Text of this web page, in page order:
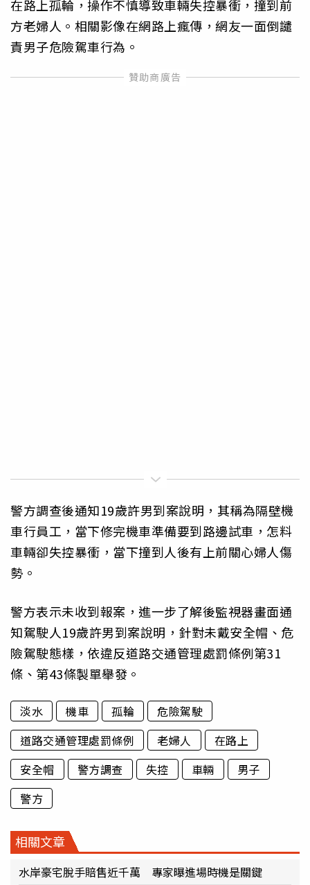
在路上孤輪，操作不慎導致車輛失控暴衝，撞到前
方老婦人。相關影像在網路上瘋傳，網友一面倒譴
責男子危險駕車行為。
警方調查後通知19歲許男到案說明，其稱為隔壁機
車行員工，當下修完機車準備要到路邊試車，怎料
車輛卻失控暴衝，當下撞到人後有上前關心婦人傷
勢。
警方表示未收到報案，進一步了解後監視器畫面通
知駕駛人19歲許男到案說明，針對未戴安全帽、危
險駕駛態樣，依違反道路交通管理處罰條例第31
條、第43條製單舉發。
淡水 機車 孤輪
危險駕駛
道路交通管理處罰條例
老婦人
在路上
安全帽
警方調查 失控 車輛
男子
警方
相關文章
水岸豪宅脫手賠售近千萬 專家曝進場時機是關鍵